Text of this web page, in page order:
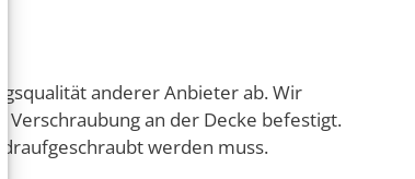
anderer Anbieter ab. Wir
an der Decke befestigt.
werden muss.